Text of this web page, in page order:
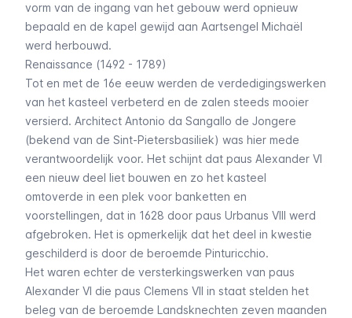
vorm van de ingang van het gebouw werd opnieuw
bepaald en de kapel gewijd aan Aartsengel Michaël
werd herbouwd.
Renaissance (1492 - 1789)
Tot en met de 16e eeuw werden de verdedigingswerken
van het kasteel verbeterd en de zalen steeds mooier
versierd. Architect Antonio da Sangallo de Jongere
(bekend van de Sint-Pietersbasiliek) was hier mede
verantwoordelijk voor. Het schijnt dat paus Alexander VI
een nieuw deel liet bouwen en zo het kasteel
omtoverde in een plek voor banketten en
voorstellingen, dat in 1628 door paus Urbanus VIII werd
afgebroken. Het is opmerkelijk dat het deel in kwestie
geschilderd is door de beroemde Pinturicchio.
Het waren echter de versterkingswerken van paus
Alexander VI die paus Clemens VII in staat stelden het
beleg van de beroemde Landsknechten zeven maanden